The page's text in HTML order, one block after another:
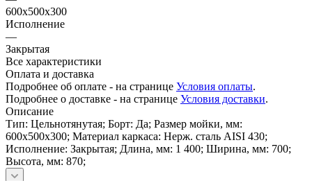
600x500x300
Исполнение
—
Закрытая
Все характеристики
Оплата и доставка
Подробнее об оплате - на странице Условия оплаты.
Подробнее о доставке - на странице Условия доставки.
Описание
Тип: Цельнотянутая; Борт: Да; Размер мойки, мм:
600x500x300; Материал каркаса: Нерж. сталь AISI 430;
Исполнение: Закрытая; Длина, мм: 1 400; Ширина, мм: 700;
Высота, мм: 870;